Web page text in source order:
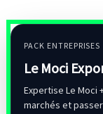
PACK ENTREPRISES
Le Moci
Expertise Le Moci
marchés et passer